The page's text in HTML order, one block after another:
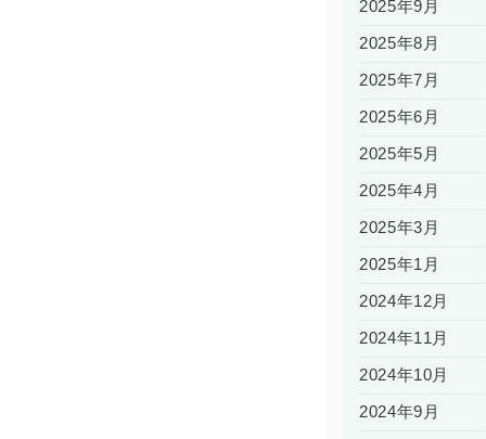
2025年9月
2025年8月
2025年7月
2025年6月
2025年5月
2025年4月
2025年3月
2025年1月
2024年12月
2024年11月
2024年10月
2024年9月